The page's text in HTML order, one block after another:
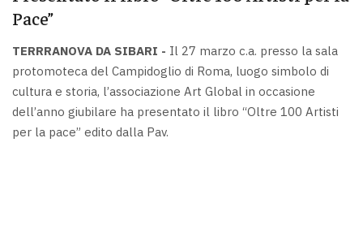
Pace”
TERRRANOVA DA SIBARI - Il 27 marzo c.a. presso la sala
protomoteca del Campidoglio di Roma, luogo simbolo di
cultura e storia, l’associazione Art Global in occasione
dell’anno giubilare ha presentato il libro “Oltre 100 Artisti
per la pace” edito dalla Pav.